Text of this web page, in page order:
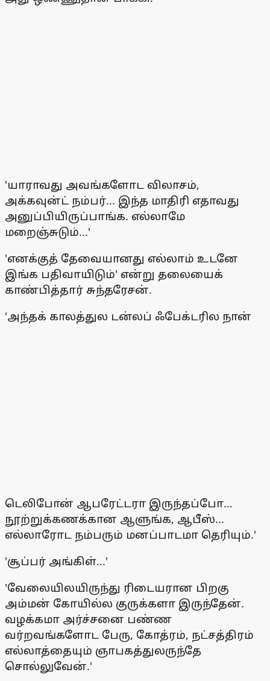
'யாராவது அவங்களோட விலாசம்,
அக்கவுன்ட் நம்பர்... இந்த மாதிரி எதாவது
அனுப்பியிருப்பாங்க. எல்லாமே
மறைஞ்சுடும்...'
'எனக்குத் தேவையானது எல்லாம் உடனே
இங்க பதிவாயிடும்' என்று தலையைக்
காண்பித்தார் சுந்தரேசன்.
'அந்தக் காலத்துல டன்லப் ஃபேக்டரில நான்
டெலிபோன் ஆபரேட்டரா இருந்தப்போ...
நூற்றுக்கணக்கான ஆளுங்க, ஆபீஸ்...
எல்லாரோட நம்பரும் மனப்பாடமா தெரியும்.'
'சூப்பர் அங்கிள்...'
'வேலையிலயிருந்து ரிடையரான பிறகு
அம்மன் கோயில்ல குருக்களா இருந்தேன்.
வழக்கமா அர்ச்சனை பண்ண
வர்றவங்களோட பேரு, கோத்ரம், நட்சத்திரம்
எல்லாத்தையும் ஞாபகத்துலருந்தே
சொல்லுவேன்.'